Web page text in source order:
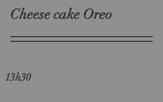
Cheese cake Oreo
13h30